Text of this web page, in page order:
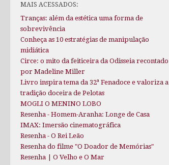
MAIS ACESSADOS:
Tranças: além da estética uma forma de
sobrevivência
Conheça as 10 estratégias de manipulação
midiática
Circe: o mito da feiticeira da Odisseia recontado
por Madeline Miller
Livro inspira tema da 32ª Fenadoce e valoriza a
tradição doceira de Pelotas
MOGLI O MENINO LOBO
Resenha - Homem-Aranha: Longe de Casa
IMAX: Imersão cinematográfica
Resenha - O Rei Leão
Resenha do filme "O Doador de Memórias"
Resenha | O Velho e O Mar